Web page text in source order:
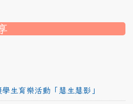
生育樂活動「慧生慧影」